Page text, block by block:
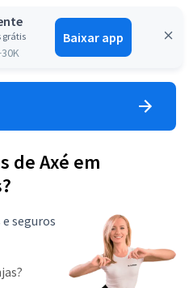
grátis Baixar app
Entrar
de Axé em
seguros